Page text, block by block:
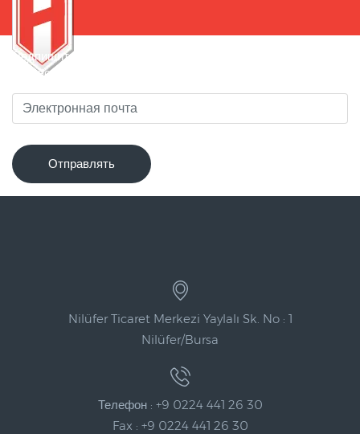
Подпишитесь на нашу рассылку, чтобы быть в курсе
новинок!
Отправлять
Nilüfer Ticaret Merkezi Yaylalı Sk. No : 1
Nilüfer/Bursa
Телефон : +9 0224 441 26 30
Fax : +9 0224 441 26 30